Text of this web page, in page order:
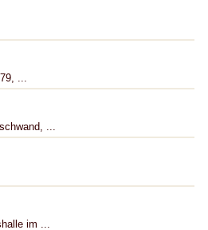
...
...
im ...